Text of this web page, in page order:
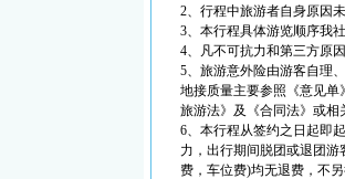
2、行程中旅游者自身原因
3、本行程具体游览顺序我
4、凡不可抗力和第三方原
5、旅游意外险由游客自理
地接质量主要参照《意见
旅游法》及《合同法》或相
6、本行程从签约之日起即
力，出行期间脱团或退团
费，车位费)均无退费，不